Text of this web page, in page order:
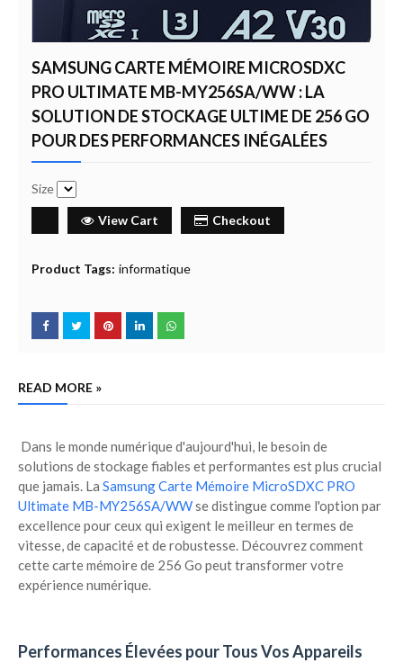
SAMSUNG CARTE MÉMOIRE MICROSDXC
PRO ULTIMATE MB-MY256SA/WW : LA
SOLUTION DE STOCKAGE ULTIME DE 256 GO
POUR DES PERFORMANCES INÉGALÉES
Size
View Cart Checkout
Product Tags: informatique
READ MORE »
Dans le monde numérique d'aujourd'hui, le besoin de
solutions de stockage fiables et performantes est plus crucial
que jamais. La Samsung Carte Mémoire MicroSDXC PRO
Ultimate MB-MY256SA/WWse distingue comme l'option par
excellence pour ceux qui exigent le meilleur en termes de
vitesse, de capacité et de robustesse. Découvrez comment
cette carte mémoire de 256 Go peut transformer votre
expérience numérique.
Performances Élevées pour Tous Vos Appareils